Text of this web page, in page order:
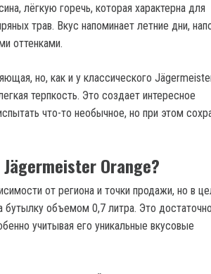
лёгкую горечь, которая характерна для
трав. Вкус напоминает летние дни,
оттенками.
но, как и у классического
терпкость. Это создает интересное
что-то необычное, но при этом
Orange?
от региона и точки продажи, но в
бутылку объемом 0,7 литра. Это достаточно
учитывая его уникальные вкусовые